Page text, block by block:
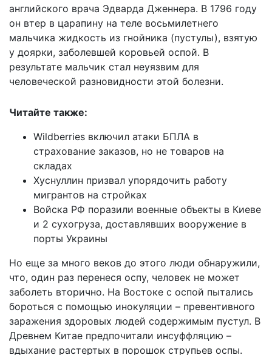
английского врача Эдварда Дженнера. В 1796 году
он втер в царапину на теле восьмилетнего
мальчика жидкость из гнойника (пустулы), взятую
у доярки, заболевшей коровьей оспой. В
результате мальчик стал неуязвим для
человеческой разновидности этой болезни.
Читайте также:
Wildberries включил атаки БПЛА в
страхование заказов, но не товаров на
складах
Хуснуллин призвал упорядочить работу
мигрантов на стройках
Войска РФ поразили военные объекты в Киеве
и 2 сухогруза, доставлявших вооружение в
порты Украины
Но еще за много веков до этого люди обнаружили,
что, один раз перенеся оспу, человек не может
заболеть вторично. На Востоке с оспой пытались
бороться с помощью инокуляции – превентивного
заражения здоровых людей содержимым пустул. В
Древнем Китае предпочитали инсуффляцию –
вдыхание растертых в порошок струпьев оспы.